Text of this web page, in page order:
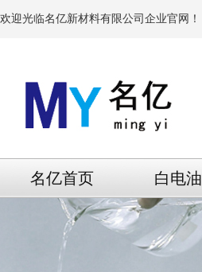
欢迎光临名亿新材料有限公司企业官网！
名亿首页 白电油